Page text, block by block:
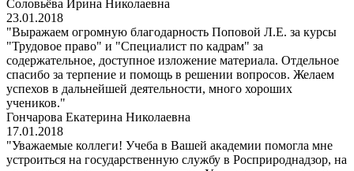
Соловьёва Ирина Николаевна
23.01.2018
"Выражаем огромную благодарность Поповой Л.Е. за курсы
"Трудовое право" и "Специалист по кадрам" за
содержательное, доступное изложение материала. Отдельное
спасибо за терпение и помощь в решении вопросов. Желаем
успехов в дальнейшей деятельности, много хороших
учеников."
Гончарова Екатерина Николаевна
17.01.2018
"Уважаемые коллеги! Учеба в Вашей академии помогла мне
устроиться на государственную службу в Росприроднадзор, на